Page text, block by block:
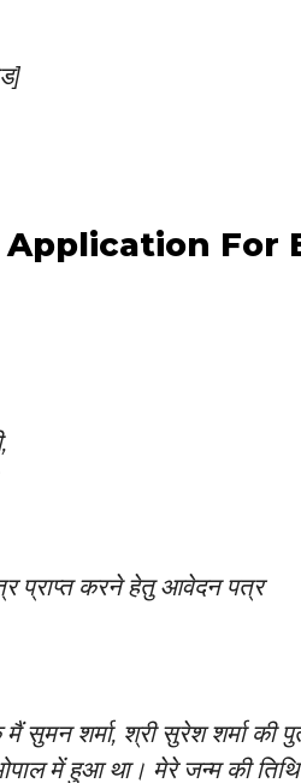
Application
प्राप्त करने हेतु आवेदन पत्र
सुमन शर्मा, श्री सुरेश शर्मा की
में हुआ था। मेरे जन्म की